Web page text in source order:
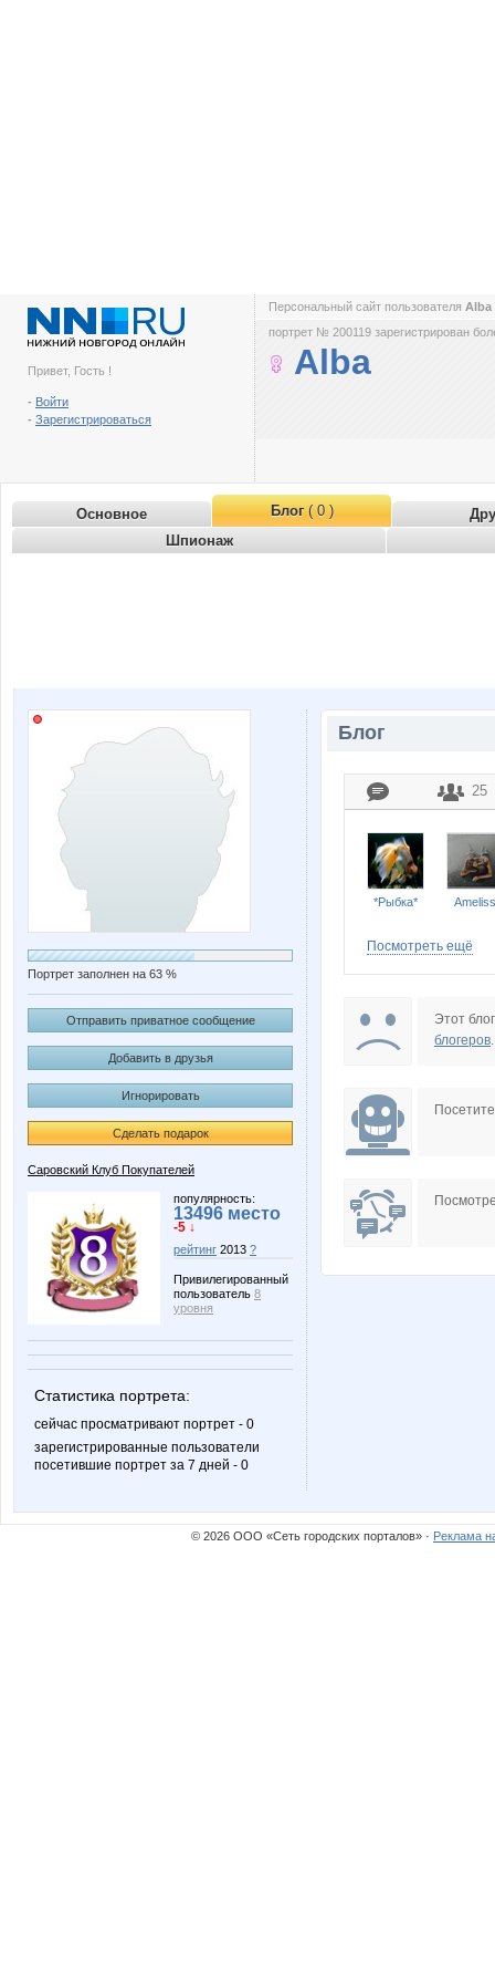
Привет, Гость !
- Войти
- Зарегистрироваться
Персональный сайт пользователя Alba
портрет № 200119 зарегистрирован
Alba
Основное Блог( 0 )
Шпионаж
Портрет заполнен на 63 %
Отправить приватное сообщение
Добавить в друзья
Игнорировать
Сделать подарок
Саровский Клуб Покупателей
популярность:
13496 место
-5 ↓
рейтинг 2013 ?
Привилегированный
пользователь 8
уровня
Статистика портрета:
сейчас просматривают портрет - 0
зарегистрированные пользователи
посетившие портрет за 7 дней - 0
Блог
25
*Рыбка* Ameliss
Neit
SoLnCa Stella69
Посмотреть ещё
Этот
блогеров.
© 2026 ООО «Сеть городских порталов» · Реклама